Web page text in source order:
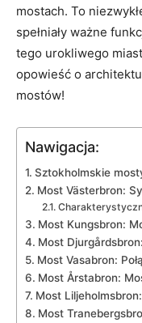
mostach. ‌To
⁤spełniały ważne
tego urokliwego
opowieść o
mostów!
Nawigacja:
Sztokholmskie
Most Västerbron:
Most Kungsbron:
Most
Most Vasabron:
Most Årstabron:
Most
Most